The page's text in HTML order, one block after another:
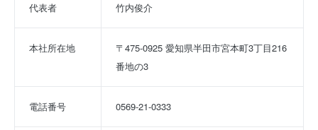
代表者 竹内俊介
本社所在地
〒475-0925 愛知県半田市宮本町3丁目216
番地の3
電話番号 0569-21-0333